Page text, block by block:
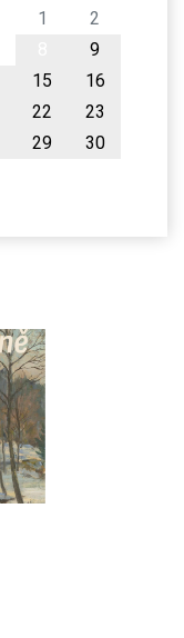
1
2
9
15
16
22
23
29
30